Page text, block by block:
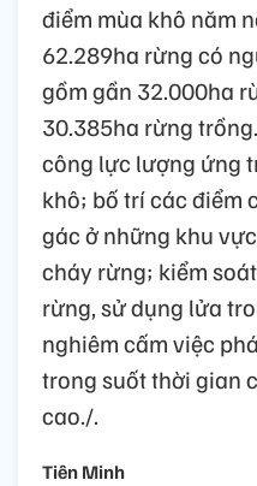
điểm mùa khô năm
62.289ha rừng có
gồm gần 32.000ha
30.385ha rừng
công lực lượng ứng
khô; bố trí các điểm
gác ở những khu
cháy rừng; kiểm
rừng, sử dụng lửa
nghiêm cấm việc
trong suốt thời gian
cao./.
Tiên Minh